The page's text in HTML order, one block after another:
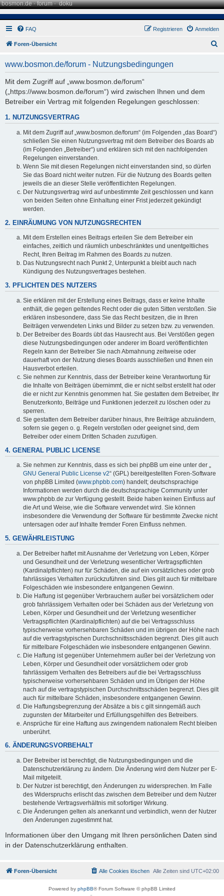
bosmon.de·forum·doku
FAQ Anmelden
Registrieren
Foren-Übersicht
www.bosmon.de/forum - Nutzungsbedingungen
Mit dem Zugriff auf „www.bosmon.de/forum“
(„https://www.bosmon.de/forum“) wird zwischen Ihnen und dem
Betreiber ein Vertrag mit folgenden Regelungen geschlossen:
1. NUTZUNGSVERTRAG
Mit dem Zugriff auf „www.bosmon.de/forum“ (im Folgenden „das Board“)
schließen Sie einen Nutzungsvertrag mit dem Betreiber des Boards ab
(im Folgenden „Betreiber“) und erklären sich mit den nachfolgenden
Regelungen einverstanden.
Wenn Sie mit diesen Regelungen nicht einverstanden sind, so dürfen
Sie das Board nicht weiter nutzen. Für die Nutzung des Boards gelten
jeweils die an dieser Stelle veröffentlichten Regelungen.
Der Nutzungsvertrag wird auf unbestimmte Zeit geschlossen und kann
von beiden Seiten ohne Einhaltung einer Frist jederzeit gekündigt
werden.
2. EINRÄUMUNG VON NUTZUNGSRECHTEN
Mit dem Erstellen eines Beitrags erteilen Sie dem Betreiber ein
einfaches, zeitlich und räumlich unbeschränktes und unentgeltliches
Recht, Ihren Beitrag im Rahmen des Boards zu nutzen.
Das Nutzungsrecht nach Punkt 2, Unterpunkt a bleibt auch nach
Kündigung des Nutzungsvertrages bestehen.
3. PFLICHTEN DES NUTZERS
Sie erklären mit der Erstellung eines Beitrags, dass er keine Inhalte
enthält, die gegen geltendes Recht oder die guten Sitten verstoßen. Sie
erklären insbesondere, dass Sie das Recht besitzen, die in Ihren
Beiträgen verwendeten Links und Bilder zu setzen bzw. zu verwenden.
Der Betreiber des Boards übt das Hausrecht aus. Bei Verstößen gegen
diese Nutzungsbedingungen oder anderer im Board veröffentlichten
Regeln kann der Betreiber Sie nach Abmahnung zeitweise oder
dauerhaft von der Nutzung dieses Boards ausschließen und Ihnen ein
Hausverbot erteilen.
Sie nehmen zur Kenntnis, dass der Betreiber keine Verantwortung für
die Inhalte von Beiträgen übernimmt, die er nicht selbst erstellt hat oder
die er nicht zur Kenntnis genommen hat. Sie gestatten dem Betreiber, Ihr
Benutzerkonto, Beiträge und Funktionen jederzeit zu löschen oder zu
sperren.
Sie gestatten dem Betreiber darüber hinaus, Ihre Beiträge abzuändern,
sofern sie gegen o. g. Regeln verstoßen oder geeignet sind, dem
Betreiber oder einem Dritten Schaden zuzufügen.
4. GENERAL PUBLIC LICENSE
Sie nehmen zur Kenntnis, dass es sich bei phpBB um eine unter der „
GNU General Public License v2“ (GPL) bereitgestellten Foren-Software
von phpBB Limited (www.phpbb.com) handelt; deutschsprachige
Informationen werden durch die deutschsprachige Community unter
www.phpbb.de zur Verfügung gestellt. Beide haben keinen Einfluss auf
die Art und Weise, wie die Software verwendet wird. Sie können
insbesondere die Verwendung der Software für bestimmte Zwecke nicht
untersagen oder auf Inhalte fremder Foren Einfluss nehmen.
5. GEWÄHRLEISTUNG
Der Betreiber haftet mit Ausnahme der Verletzung von Leben, Körper
und Gesundheit und der Verletzung wesentlicher Vertragspflichten
(Kardinalpflichten) nur für Schäden, die auf ein vorsätzliches oder grob
fahrlässiges Verhalten zurückzuführen sind. Dies gilt auch für mittelbare
Folgeschäden wie insbesondere entgangenen Gewinn.
Die Haftung ist gegenüber Verbrauchern außer bei vorsätzlichem oder
grob fahrlässigem Verhalten oder bei Schäden aus der Verletzung von
Leben, Körper und Gesundheit und der Verletzung wesentlicher
Vertragspflichten (Kardinalpflichten) auf die bei Vertragsschluss
typischerweise vorhersehbaren Schäden und im übrigen der Höhe nach
auf die vertragstypischen Durchschnittsschäden begrenzt. Dies gilt auch
für mittelbare Folgeschäden wie insbesondere entgangenen Gewinn.
Die Haftung ist gegenüber Unternehmern außer bei der Verletzung von
Leben, Körper und Gesundheit oder vorsätzlichem oder grob
fahrlässigem Verhalten des Betreibers auf die bei Vertragsschluss
typischerweise vorhersehbaren Schäden und im Übrigen der Höhe
nach auf die vertragstypischen Durchschnittsschäden begrenzt. Dies gilt
auch für mittelbare Schäden, insbesondere entgangenen Gewinn.
Die Haftungsbegrenzung der Absätze a bis c gilt sinngemäß auch
zugunsten der Mitarbeiter und Erfüllungsgehilfen des Betreibers.
Ansprüche für eine Haftung aus zwingendem nationalem Recht bleiben
unberührt.
6. ÄNDERUNGSVORBEHALT
Der Betreiber ist berechtigt, die Nutzungsbedingungen und die
Datenschutzerklärung zu ändern. Die Änderung wird dem Nutzer per E-
Mail mitgeteilt.
Der Nutzer ist berechtigt, den Änderungen zu widersprechen. Im Falle
des Widerspruchs erlischt das zwischen dem Betreiber und dem Nutzer
bestehende Vertragsverhältnis mit sofortiger Wirkung.
Die Änderungen gelten als anerkannt und verbindlich, wenn der Nutzer
den Änderungen zugestimmt hat.
Informationen über den Umgang mit Ihren persönlichen Daten sind
in der Datenschutzerklärung enthalten.
Foren-Übersicht Alle Zeiten sind UTC+02:00
Alle Cookies löschen
Powered by phpBB® Forum Software © phpBB Limited